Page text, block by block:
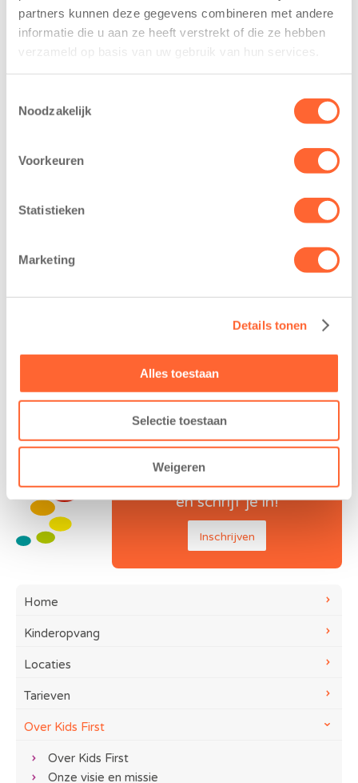
partners kunnen deze gegevens combineren met andere
informatie die u aan ze heeft verstrekt of die ze hebben
verzameld op basis van uw gebruik van hun services.
Noodzakelijk
Voorkeuren
Statistieken
Marketing
Details tonen
Alles toestaan
Selectie toestaan
Weigeren
Als professioneel aanbieder van kinderopvang
publiceren we een openbaarklachtenjaarverslag 2025
van de behandelde klachten over het kalenderjaar
2025.
Maak kennis met Kids First
en schrijf je in!
Inschrijven
Home
Kinderopvang
Locaties
Tarieven
Over Kids First
Over Kids First
Onze visie en missie